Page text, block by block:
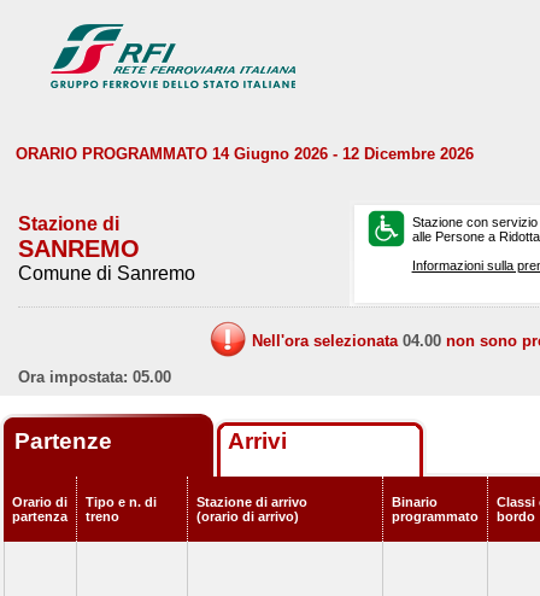
ORARIO PROGRAMMATO 14 Giugno 2026 - 12 Dicembre 2026
Stazione di
SANREMO
Comune di Sanremo
Stazione con
alle Persone a
Informazioni sulla
Nell'ora selezionata 04.00 non sono
Ora impostata: 05.00
Partenze Arrivi
Orario di
partenza
Tipo e n. di
treno
Stazione di arrivo
(orario di arrivo)
Binario
programmato
Classi
bordo